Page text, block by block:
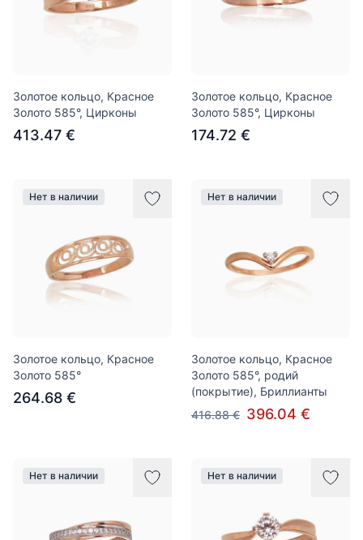
Золотое кольцо, Красное
Золото 585°, Цирконы
413.47 €
Золотое кольцо, Красное
Золото 585°, Цирконы
174.72 €
Нет в наличии
Золотое кольцо, Красное
Золото 585°
264.68 €
Нет в наличии
Золотое кольцо, Красное
Золото 585°, родий
(покрытие), Бриллианты
416.88 € 396.04 €
Нет в наличии Нет в наличии